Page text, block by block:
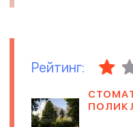
Рейтинг: